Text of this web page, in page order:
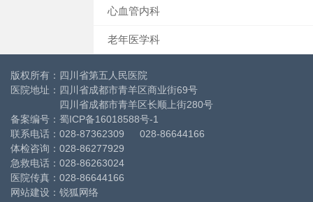
心血管内科
老年医学科
版权所有：四川省第五人民医院
医院地址：四川省成都市青羊区商业街69号
四川省成都市青羊区长顺上街280号
备案编号： 蜀ICP备16018588号-1
联系电话：028-87362309 028-86644166
体检咨询：028-86277929
急救电话：028-86263024
医院传真：028-86644166
网站建设 ： 锐狐网络